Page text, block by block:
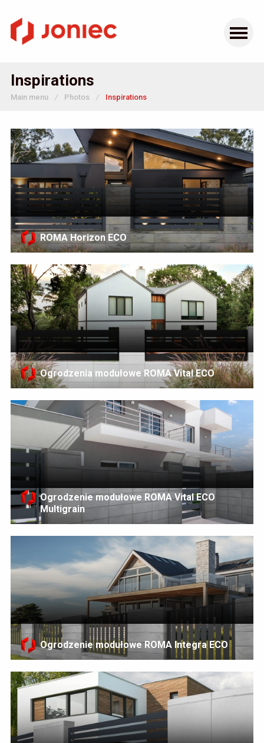
Inspirations
Main menu / Photos / Inspirations
ROMA Horizon ECO
Ogrodzenia modułowe ROMA Vital ECO
Ogrodzenie modułowe ROMA Vital ECO
Multigrain
Ogrodzenie modułowe ROMA Integra ECO